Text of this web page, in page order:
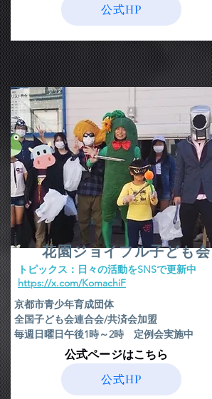
公式HP
花園ジョイフル子ども会
​トピックス：日々の活動をSNSで更新中
​https://x.com/KomachiF
京都市青少年育成団体
全国子ども会連合会/共済会加盟
毎週日曜日午後1時～2時 定例会実施中
​公式ページはこちら
公式HP